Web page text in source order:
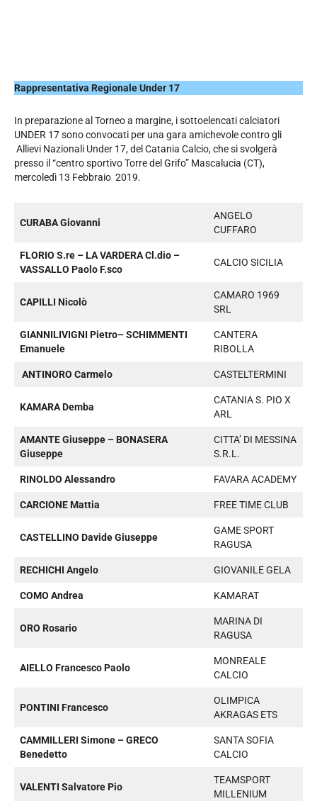
Rappresentativa Regionale Under 17
In preparazione al Torneo a margine, i sottoelencati calciatori
UNDER 17 sono convocati per una gara amichevole contro gli
Allievi Nazionali Under 17, del Catania Calcio, che si svolgerà
presso il “centro sportivo Torre del Grifo” Mascalucia (CT),
mercoledì 13 Febbraio 2019.
CURABA Giovanni
ANGELO
CUFFARO
FLORIO S.re – LA VARDERA Cl.dio –
VASSALLO Paolo F.sco
CALCIO SICILIA
CAPILLI Nicolò
CAMARO 1969
SRL
GIANNILIVIGNI Pietro– SCHIMMENTI
Emanuele
CANTERA
RIBOLLA
ANTINORO Carmelo CASTELTERMINI
KAMARA Demba
CATANIA S. PIO X
ARL
AMANTE Giuseppe – BONASERA
Giuseppe
CITTA’ DI MESSINA
S.R.L.
RINOLDO Alessandro FAVARA ACADEMY
CARCIONE Mattia FREE TIME CLUB
CASTELLINO Davide Giuseppe
GAME SPORT
RAGUSA
RECHICHI Angelo GIOVANILE GELA
COMO Andrea KAMARAT
ORO Rosario
MARINA DI
RAGUSA
AIELLO Francesco Paolo
MONREALE
CALCIO
PONTINI Francesco
OLIMPICA
AKRAGAS ETS
CAMMILLERI Simone – GRECO
Benedetto
SANTA SOFIA
CALCIO
VALENTI Salvatore Pio
TEAMSPORT
MILLENIUM